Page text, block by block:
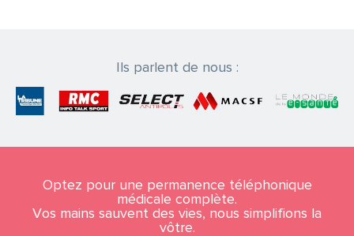
Ils parlent de nous :
Optez pour une permanence téléphonique
médicale complète.
Vos mains sauvent des vies, nous simplifions la
vôtre.